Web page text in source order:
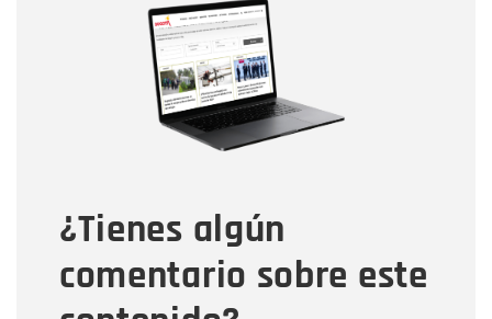
¿Tienes algún
comentario sobre este
Correo electrónico
Tipo de comentario
Mensaje